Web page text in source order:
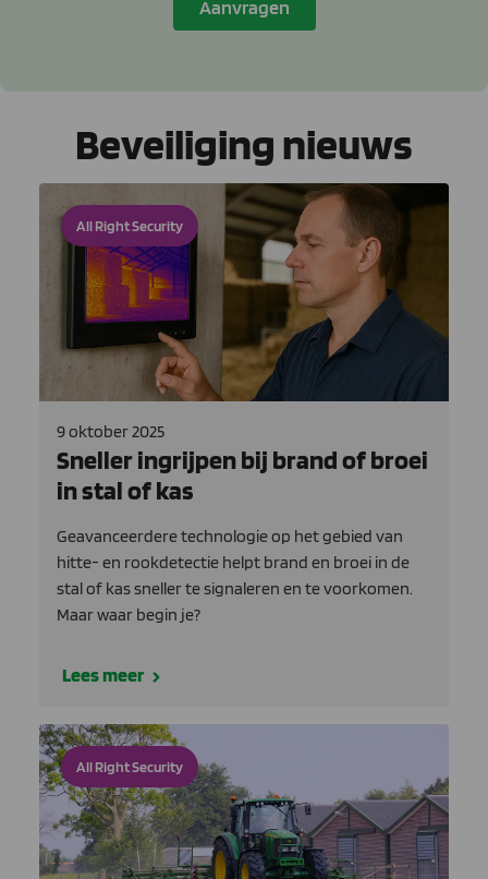
Aanvragen
Beveiliging nieuws
All Right Security
9 oktober 2025
Sneller ingrijpen bij brand of broei
in stal of kas
Geavanceerdere technologie op het gebied van
hitte- en rookdetectie helpt brand en broei in de
stal of kas sneller te signaleren en te voorkomen.
Maar waar begin je?
Lees meer
All Right Security